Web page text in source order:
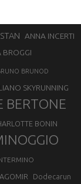
ANNA INCERTI
BROGGI
BRUNOD
SKYRUNNING
BERTONE
BONIN
Dodecarun